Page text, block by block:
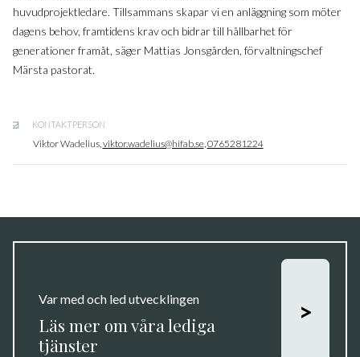
huvudprojektledare. Tillsammans skapar vi en anläggning som möter
dagens behov, framtidens krav och bidrar till hållbarhet för
generationer framåt, säger Mattias Jonsgården, förvaltningschef
Märsta pastorat.
KONTAKTPERSON
Viktor Wadelius,viktor.wadelius@hifab.se,0765281224
Var med och led utvecklingen
Läs mer om våra lediga
tjänster
>